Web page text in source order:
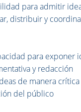
para admitir
distribuir y
para exponer
y redacción
de manera crítica
del público